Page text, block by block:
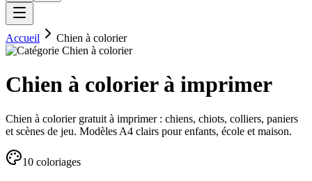
Accueil Chien à colorier
Chien à colorier à imprimer
Chien à colorier gratuit à imprimer : chiens, chiots, colliers, paniers
et scènes de jeu. Modèles A4 clairs pour enfants, école et maison.
10 coloriages